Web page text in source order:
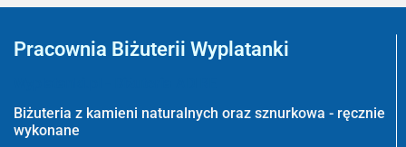
Pracownia Biżuterii Wyplatanki
Biżuteria z kamieni naturalnych oraz sznurkowa - ręcznie
wykonane